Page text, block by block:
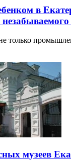
в
только
музеев